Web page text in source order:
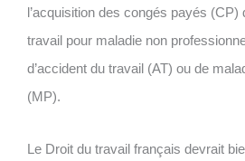
l’acquisition des congés payés (CP)
travail pour maladie non
d’accident du travail (AT) ou de
(MP).
Le Droit du travail français devrait